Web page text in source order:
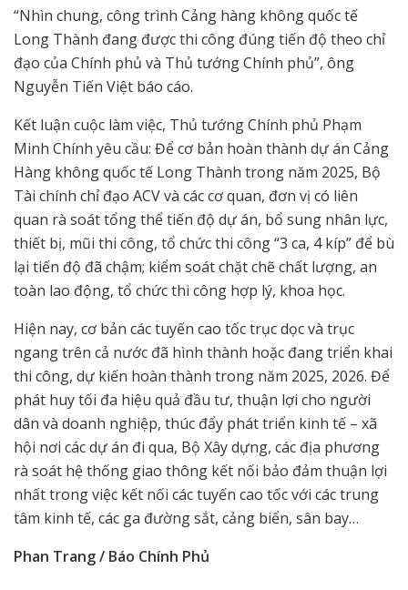
“Nhìn chung, công trình Cảng hàng không quốc tế
Long Thành đang được thi công đúng tiến độ theo chỉ
đạo của Chính phủ và Thủ tướng Chính phủ”, ông
Nguyễn Tiến Việt báo cáo.
Kết luận cuộc làm việc, Thủ tướng Chính phủ Phạm
Minh Chính yêu cầu: Để cơ bản hoàn thành dự án Cảng
Hàng không quốc tế Long Thành trong năm 2025, Bộ
Tài chính chỉ đạo ACV và các cơ quan, đơn vị có liên
quan rà soát tổng thể tiến độ dự án, bổ sung nhân lực,
thiết bị, mũi thi công, tổ chức thi công “3 ca, 4 kíp” để bù
lại tiến độ đã chậm; kiểm soát chặt chẽ chất lượng, an
toàn lao động, tổ chức thi công hợp lý, khoa học.
Hiện nay, cơ bản các tuyến cao tốc trục dọc và trục
ngang trên cả nước đã hình thành hoặc đang triển khai
thi công, dự kiến hoàn thành trong năm 2025, 2026. Để
phát huy tối đa hiệu quả đầu tư, thuận lợi cho người
dân và doanh nghiệp, thúc đẩy phát triển kinh tế – xã
hội nơi các dự án đi qua, Bộ Xây dựng, các địa phương
rà soát hệ thống giao thông kết nối bảo đảm thuận lợi
nhất trong việc kết nối các tuyến cao tốc với các trung
tâm kinh tế, các ga đường sắt, cảng biển, sân bay…
Phan Trang / Báo Chính Phủ